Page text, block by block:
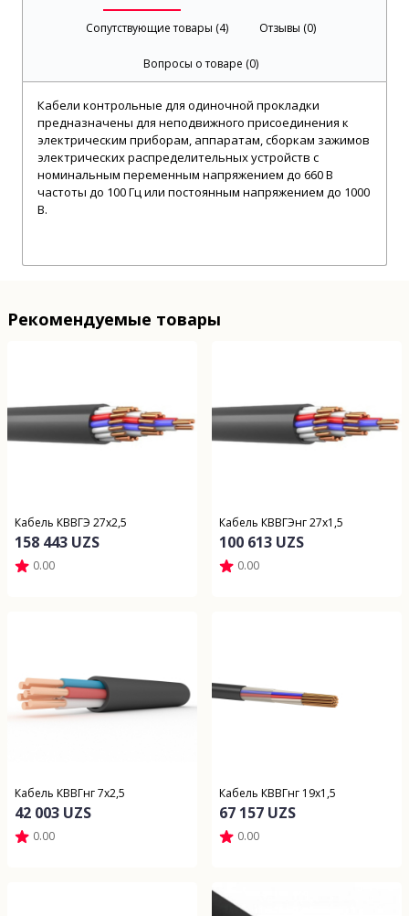
Сопутствующие товары (4) Отзывы (0)
Вопросы о товаре (0)
Кабели контрольные для одиночной прокладки
предназначены для неподвижного присоединения к
электрическим приборам, аппаратам, сборкам зажимов
электрических распределительных устройств с
номинальным переменным напряжением до 660 В
частоты до 100 Гц или постоянным напряжением до 1000
В.
Рекомендуемые товары
Кабель КВВГЭ 27х2,5
158 443 UZS
0.00
Кабель КВВГЭнг 27х1,5
100 613 UZS
0.00
Кабель КВВГнг 7х2,5
42 003 UZS
0.00
Кабель КВВГнг 19х1,5
67 157 UZS
0.00